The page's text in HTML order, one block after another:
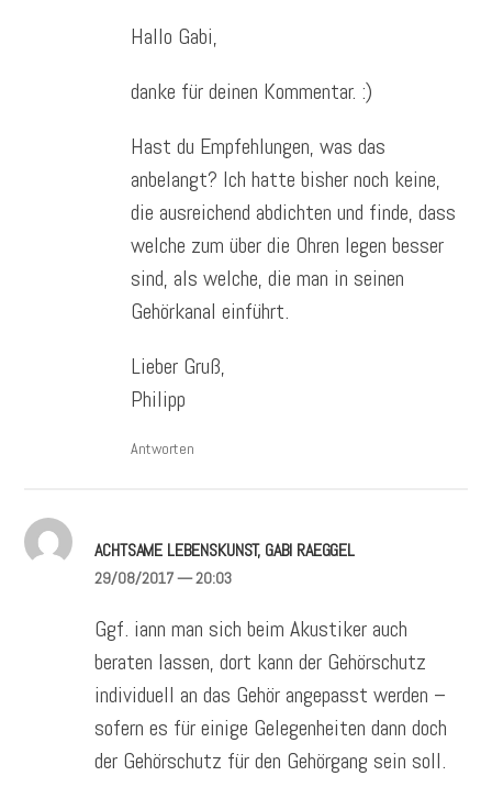
Hallo Gabi,
danke für deinen Kommentar. :)
Hast du Empfehlungen, was das
anbelangt? Ich hatte bisher noch keine,
die ausreichend abdichten und finde, dass
welche zum über die Ohren legen besser
sind, als welche, die man in seinen
Gehörkanal einführt.
Lieber Gruß,
Philipp
Antworten
ACHTSAME LEBENSKUNST, GABI RAEGGEL
29/08/2017— 20:03
Ggf. iann man sich beim Akustiker auch
beraten lassen, dort kann der Gehörschutz
individuell an das Gehör angepasst werden –
sofern es für einige Gelegenheiten dann doch
der Gehörschutz für den Gehörgang sein soll.